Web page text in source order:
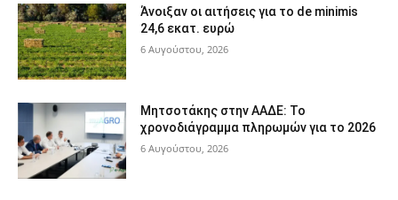
Άνοιξαν οι αιτήσεις για το de minimis
24,6 εκατ. ευρώ
6 Αυγούστου, 2026
Μητσοτάκης στην ΑΑΔΕ: Το
χρονοδιάγραμμα πληρωμών για το 2026
6 Αυγούστου, 2026